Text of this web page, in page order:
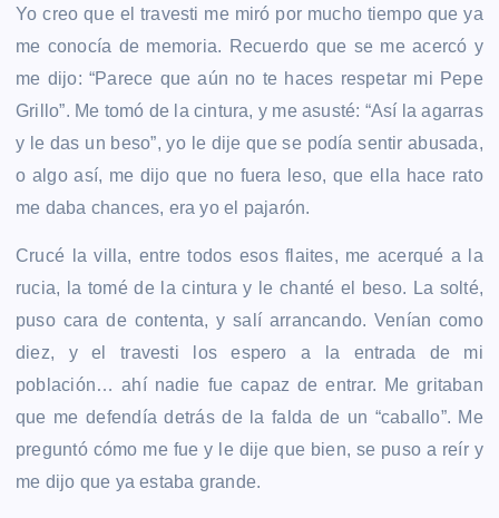
Yo creo que el travesti me miró por mucho tiempo que ya
me conocía de memoria. Recuerdo que se me acercó y
me dijo: “Parece que aún no te haces respetar mi Pepe
Grillo”. Me tomó de la cintura, y me asusté: “Así la agarras
y le das un beso”, yo le dije que se podía sentir abusada,
o algo así, me dijo que no fuera leso, que ella hace rato
me daba chances, era yo el pajarón.
Crucé la villa, entre todos esos flaites, me acerqué a la
rucia, la tomé de la cintura y le chanté el beso. La solté,
puso cara de contenta, y salí arrancando. Venían como
diez, y el travesti los espero a la entrada de mi
población… ahí nadie fue capaz de entrar. Me gritaban
que me defendía detrás de la falda de un “caballo”. Me
preguntó cómo me fue y le dije que bien, se puso a reír y
me dijo que ya estaba grande.